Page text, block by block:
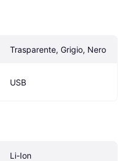
Trasparente, Grigio, Nero
USB
Li-Ion